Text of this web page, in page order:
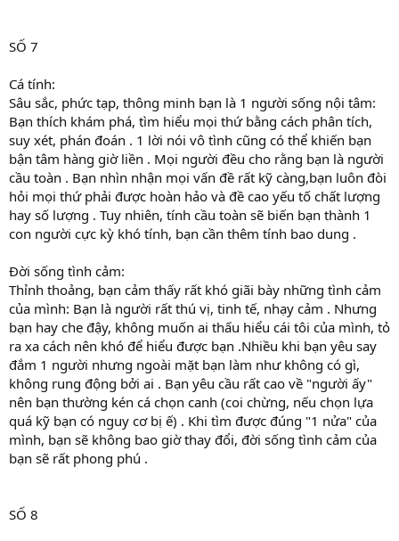
SỐ 7
Cá tính:
Sâu sắc, phức tạp, thông minh bạn là 1 người sống nội tâm:
Bạn thích khám phá, tìm hiểu mọi thứ bằng cách phân tích,
suy xét, phán đoán . 1 lời nói vô tình cũng có thể khiến bạn
bận tâm hàng giờ liền . Mọi người đều cho rằng bạn là người
cầu toàn . Bạn nhìn nhận mọi vấn đề rất kỹ càng,bạn luôn đòi
hỏi mọi thứ phải được hoàn hảo và đề cao yếu tố chất lượng
hay số lượng . Tuy nhiên, tính cầu toàn sẽ biến bạn thành 1
con người cực kỳ khó tính, bạn cần thêm tính bao dung .
Đời sống tình cảm:
Thỉnh thoảng, bạn cảm thấy rất khó giãi bày những tình cảm
của mình: Bạn là người rất thú vị, tinh tế, nhạy cảm . Nhưng
bạn hay che đậy, không muốn ai thấu hiểu cái tôi của mình, tỏ
ra xa cách nên khó để hiểu được bạn .Nhiều khi bạn yêu say
đắm 1 người nhưng ngoài mặt bạn làm như không có gì,
không rung động bởi ai . Bạn yêu cầu rất cao về "người ấy"
nên bạn thường kén cá chọn canh (coi chừng, nếu chọn lựa
quá kỹ bạn có nguy cơ bị ế) . Khi tìm được đúng "1 nửa" của
mình, bạn sẽ không bao giờ thay đổi, đời sống tình cảm của
bạn sẽ rất phong phú .
SỐ 8